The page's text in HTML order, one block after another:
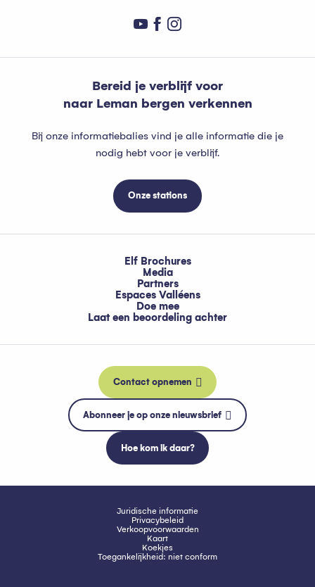
Bereid je verblijf voor
naar Leman bergen verkennen
Bij onze informatiebalies vind je alle informatie die je
nodig hebt voor je verblijf.
Onze stations
Elf Brochures
Media
Partners
Espaces Valléens
Doe mee
Laat een beoordeling achter
Contact opnemen
Abonneer je op onze nieuwsbrief
Hoe kom ik daar?
Juridische informatie
Privacybeleid
Verkoopvoorwaarden
Kaart
Koekjes
Toegankelijkheid: niet conform